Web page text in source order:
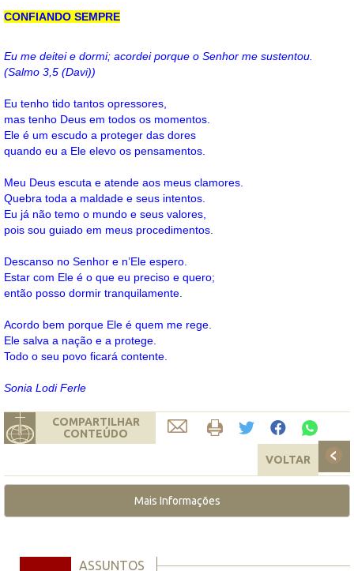
CONFIANDO SEMPRE
Eu me deitei e dormi; acordei porque o Senhor me sustentou.
(Salmo 3,5 (Davi))
Eu tenho tido tantos opressores,
mas tenho Deus em todos os momentos.
Ele é um escudo a proteger das dores
quando eu a Ele elevo os pensamentos.
Meu Deus escuta e atende aos meus clamores.
Quebra toda a maldade e seus intentos.
Eu já não temo o mundo e seus valores,
pois sou guiado em meus procedimentos.
Descanso no Senhor e n’Ele espero.
Estar com Ele é o que eu preciso e quero;
então posso dormir tranquilamente.
Acordo bem porque Ele é quem me rege.
Ele salva a nação e a protege.
Todo o seu povo ficará contente.
Sonia Lodi Ferle
COMPARTILHAR
CONTEÚDO
VOLTAR
Mais Informações
ASSUNTOS